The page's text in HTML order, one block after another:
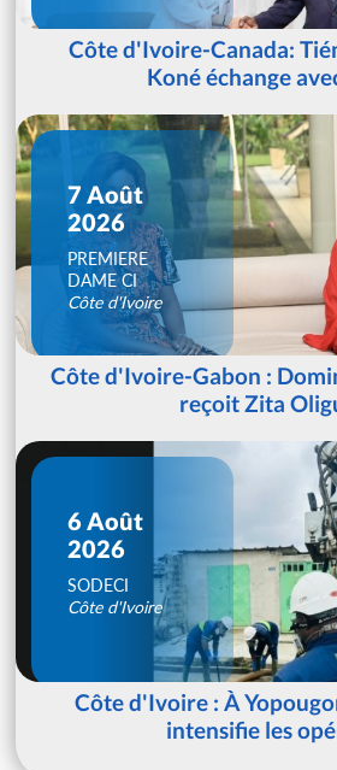
Côte d'Ivoire-Canada:
Koné échange
7 Août
2026
PREMIERE
DAME CI
Côte d'Ivoire
Côte d'Ivoire-Gabon :
reçoit Zita
6 Août
2026
SODECI
Côte d'Ivoire
Côte d'Ivoire : À
intensifie les